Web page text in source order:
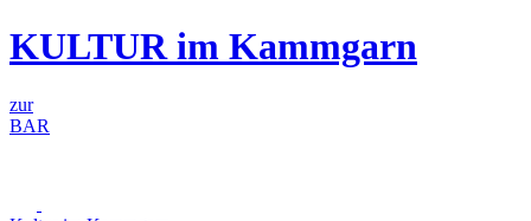
Zum
Inhalt
KULTUR im Kammgarn
zur
BAR